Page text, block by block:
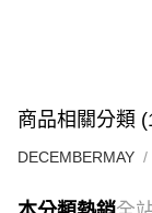
商品相關分類
DECEMBERMAY